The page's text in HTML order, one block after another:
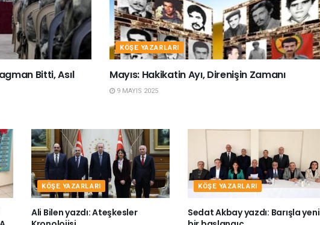
Bitti, Asıl
KÖŞE YAZARLARI
Mayıs: Hakikatin Ayı, Direnişin Zamanı
9 MAYIS 2025
KÖŞE YAZARLARI
Ali Bilen yazdı: Ateşkesler
KÖŞE YAZARLARI
Sedat Akbay yazdı: Barışla yeni